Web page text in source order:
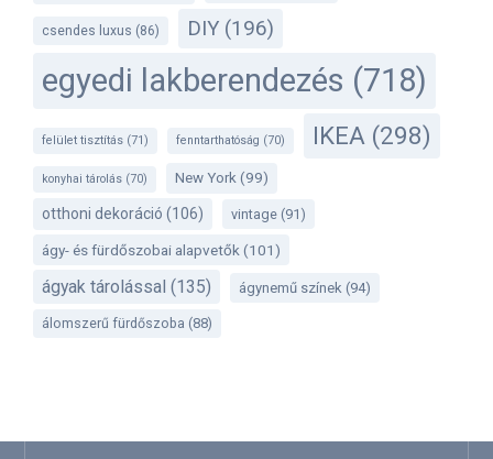
csendes luxus (86) DIY (196)
egyedi lakberendezés (718)
felület tisztítás (71) fenntarthatóság (70) IKEA (298)
konyhai tárolás (70) New York (99)
otthoni dekoráció (106) vintage (91)
ágy- és fürdőszobai alapvetők(101)
ágyak tárolással (135) ágynemű színek (94)
álomszerű fürdőszoba (88)